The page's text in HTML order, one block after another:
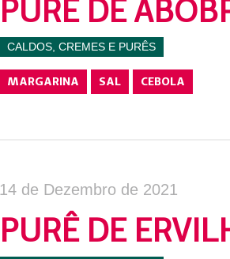
PURÊ DE
CALDOS, CREMES E PURÊS
MARGARINA SAL CEBOLA
14 de Dezembro de 2021
PURÊ DE